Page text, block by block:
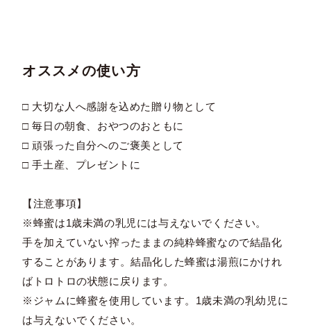
オススメの使い方
□ 大切な人へ感謝を込めた贈り物として
□ 毎日の朝食、おやつのおともに
□ 頑張った自分へのご褒美として
□ 手土産、プレゼントに
【注意事項】
※蜂蜜は1歳未満の乳児には与えないでください。
手を加えていない搾ったままの純粋蜂蜜なので結晶化
することがあります。結晶化した蜂蜜は湯煎にかけれ
ばトロトロの状態に戻ります。
※ジャムに蜂蜜を使用しています。1歳未満の乳幼児に
は与えないでください。